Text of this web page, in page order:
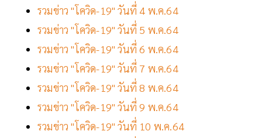
รวมข่าว "โควิด-19" วันที่ 4 พ.ค.64
รวมข่าว "โควิด-19" วันที่ 5 พ.ค.64
รวมข่าว "โควิด-19" วันที่ 6 พ.ค.64
รวมข่าว "โควิด-19" วันที่ 7 พ.ค.64
รวมข่าว "โควิด-19" วันที่ 8 พ.ค.64
รวมข่าว "โควิด-19" วันที่ 9 พ.ค.64
รวมข่าว "โควิด-19" วันที่ 10 พ.ค.64